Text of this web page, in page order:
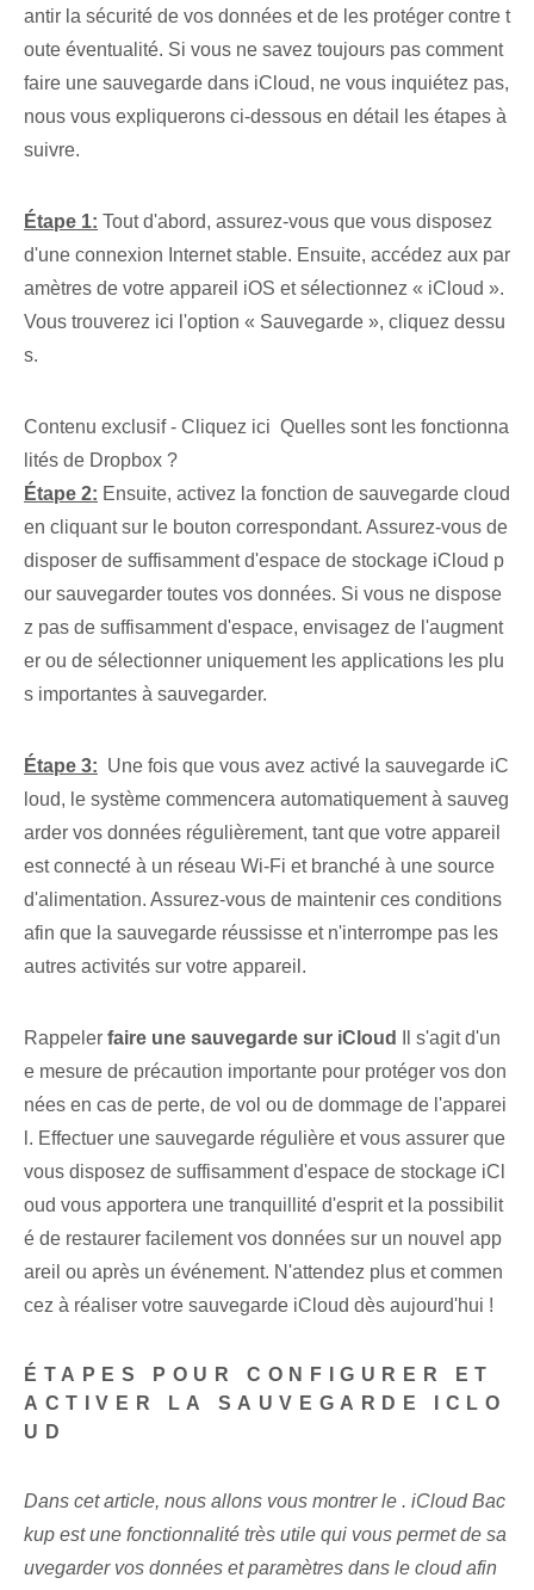
antir la sécurité de vos données et de les protéger contre t
oute éventualité. Si vous ne savez toujours pas comment
faire une sauvegarde dans iCloud, ne vous inquiétez pas,
nous vous expliquerons ci-dessous en détail les étapes à
suivre.
Étape 1: Tout d'abord, assurez-vous⁢ que vous⁤ disposez
d'une connexion Internet stable.⁣ Ensuite, accédez⁤ aux par
amètres de votre ⁣appareil iOS et sélectionnez « iCloud ».⁢
Vous trouverez ici l'option « Sauvegarde », cliquez⁤ dessu
s.
Contenu exclusif - Cliquez ici Quelles sont les fonctionna
lités de Dropbox ?
Étape 2: Ensuite, activez la fonction de sauvegarde ⁢cloud
en cliquant sur le bouton correspondant. Assurez-vous de
disposer de suffisamment d'espace de stockage iCloud p
our sauvegarder toutes vos données. Si vous ne dispose
z pas de suffisamment d'espace, envisagez de l'augment
er ou de sélectionner uniquement les applications les plu
s importantes à sauvegarder.
Étape 3: ‍ Une fois que vous avez activé la sauvegarde iC
loud, le système commencera automatiquement à sauveg
arder vos données régulièrement, tant que votre appareil
est connecté à un réseau Wi-Fi et branché à une source
d'alimentation. ⁢Assurez-vous de maintenir ces conditions
afin que la sauvegarde réussisse et n'interrompe pas les
autres activités sur votre appareil.
Rappeler faire⁢ une sauvegarde sur iCloud
Il s'agit d'un
e mesure de précaution importante pour protéger vos don
nées en cas de perte, de vol ou de dommage de l'apparei
l. Effectuer une sauvegarde régulière et vous assurer que
vous disposez de suffisamment d'espace de stockage iCl
oud vous apportera une tranquillité d'esprit et la possibilit
é de restaurer facilement vos données sur un nouvel app
areil ou après un événement. N'attendez plus et commen
cez à réaliser votre sauvegarde iCloud dès aujourd'hui !
ÉTAPES POUR CONFIGURER ET
ACTIVER LA SAUVEGARDE ICLO
UD
Dans cet article, nous allons vous montrer le . iCloud Bac
kup est une fonctionnalité très utile qui vous permet de sa
uvegarder vos données et paramètres dans le cloud afin